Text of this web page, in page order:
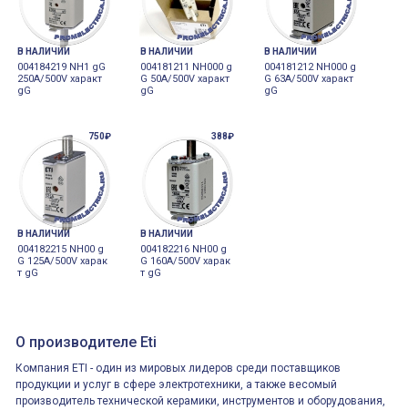
В НАЛИЧИИ
004184219 NH1 gG
250A/500V характ
gG
В НАЛИЧИИ
004181211 NH000 g
G 50A/500V характ
gG
В НАЛИЧИИ
004181212 NH000 g
G 63A/500V характ
gG
750₽
В НАЛИЧИИ
004182215 NH00 g
G 125A/500V харак
т gG
388₽
В НАЛИЧИИ
004182216 NH00 g
G 160A/500V харак
т gG
О производителе Eti
Компания ETI - один из мировых лидеров среди поставщиков
продукции и услуг в сфере электротехники, а также весомый
производитель технической керамики, инструментов и оборудования,